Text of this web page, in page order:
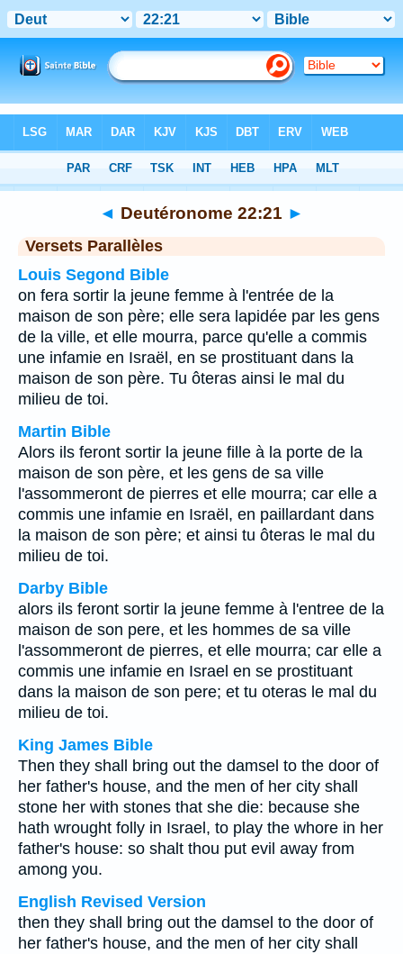
>Chapitre 22 > Verset 21
◄ Deutéronome 22:21 ►
Versets Parallèles
Louis Segond Bible
on fera sortir la jeune femme à l'entrée de la
maison de son père; elle sera lapidée par les gens
de la ville, et elle mourra, parce qu'elle a commis
une infamie en Israël, en se prostituant dans la
maison de son père. Tu ôteras ainsi le mal du
milieu de toi.
Martin Bible
Alors ils feront sortir la jeune fille à la porte de la
maison de son père, et les gens de sa ville
l'assommeront de pierres et elle mourra; car elle a
commis une infamie en Israël, en paillardant dans
la maison de son père; et ainsi tu ôteras le mal du
milieu de toi.
Darby Bible
alors ils feront sortir la jeune femme à l'entree de la
maison de son pere, et les hommes de sa ville
l'assommeront de pierres, et elle mourra; car elle a
commis une infamie en Israel en se prostituant
dans la maison de son pere; et tu oteras le mal du
milieu de toi.
King James Bible
Then they shall bring out the damsel to the door of
her father's house, and the men of her city shall
stone her with stones that she die: because she
hath wrought folly in Israel, to play the whore in her
father's house: so shalt thou put evil away from
among you.
English Revised Version
then they shall bring out the damsel to the door of
her father's house, and the men of her city shall